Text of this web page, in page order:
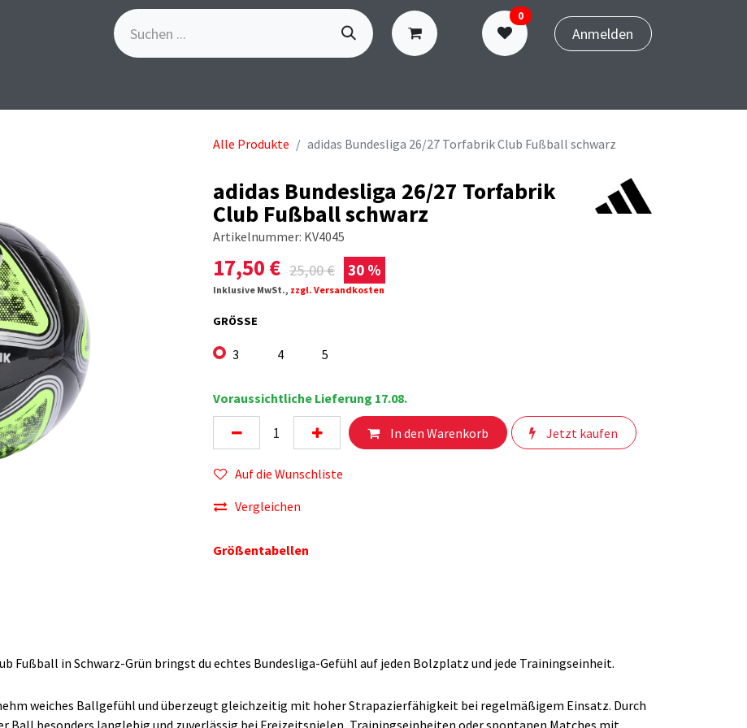
0
Anmelden
Alle Produkte adidas Bundesliga 26/27 Torfabrik Club Fußball schwarz
adidas Bundesliga 26/27 Torfabrik
Club Fußball schwarz
Artikelnummer: KV4045
17,50 € 25,00€ 30 %
Inklusive MwSt., zzgl. Versandkosten
GRÖSSE
3 4 5
Voraussichtliche Lieferung 17.08.
In den Warenkorb Jetzt kaufen
Auf die Wunschliste
Vergleichen
Größentabellen
Fußball in Schwarz-Grün bringst du echtes Bundesliga-Gefühl auf jeden Bolzplatz und jede Trainingseinheit.
weiches Ballgefühl und überzeugt gleichzeitig mit hoher Strapazierfähigkeit bei regelmäßigem Einsatz. Durch